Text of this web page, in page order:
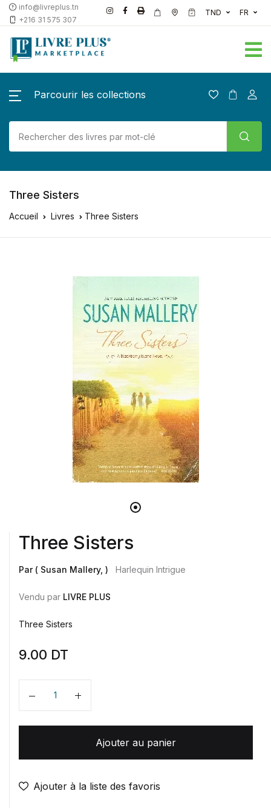
info@livreplus.tn
+216 31 575 307
TND FR
Parcourir les collections
Three Sisters
Accueil Livres Three Sisters
Three Sisters
Par ( Susan Mallery, ) Harlequin Intrigue
Vendu par LIVRE PLUS
Three Sisters
9.00 DT
Quantité
Ajouter au panier
Ajouter à la liste des favoris